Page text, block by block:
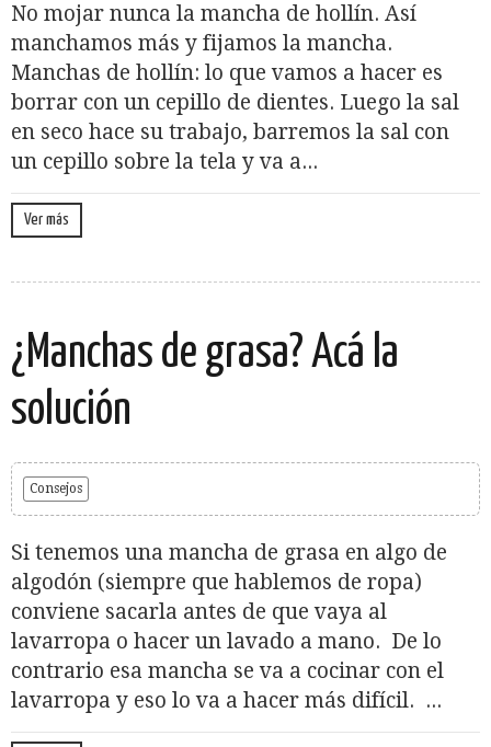
No mojar nunca la mancha de hollín. Así
manchamos más y fijamos la mancha.
Manchas de hollín: lo que vamos a hacer es
borrar con un cepillo de dientes. Luego la sal
en seco hace su trabajo, barremos la sal con
un cepillo sobre la tela y va a...
Ver más
¿Manchas de grasa? Acá la
solución
Consejos
Si tenemos una mancha de grasa en algo de
algodón (siempre que hablemos de ropa)
conviene sacarla antes de que vaya al
lavarropa o hacer un lavado a mano. De lo
contrario esa mancha se va a cocinar con el
lavarropa y eso lo va a hacer más difícil. ...